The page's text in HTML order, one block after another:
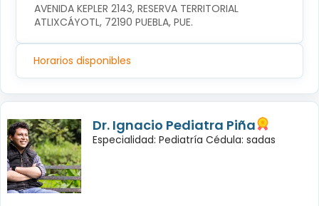
AVENIDA KEPLER 2143, RESERVA TERRITORIAL
ATLIXCÁYOTL, 72190 PUEBLA, PUE.
Horarios disponibles
Dr. Ignacio Pediatra Piña
Especialidad: Pediatría Cédula: sadas